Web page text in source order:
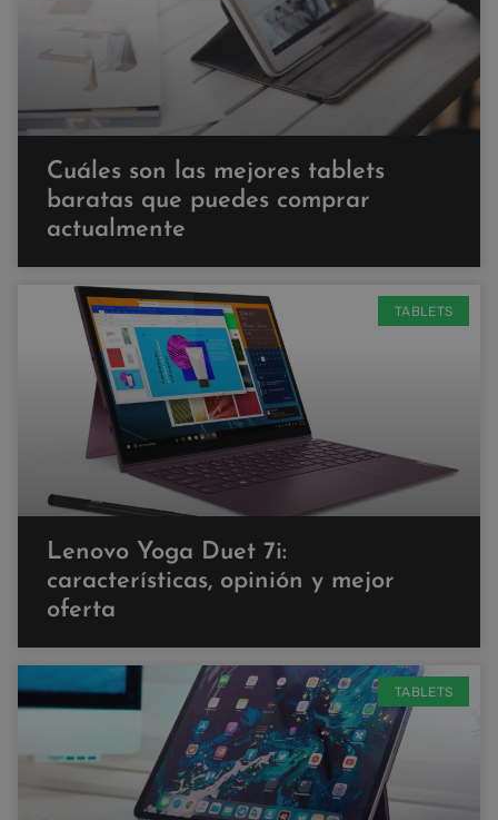
Cuáles son las mejores tablets
baratas que puedes comprar
actualmente
TABLETS
Lenovo Yoga Duet 7i:
características, opinión y mejor
oferta
TABLETS